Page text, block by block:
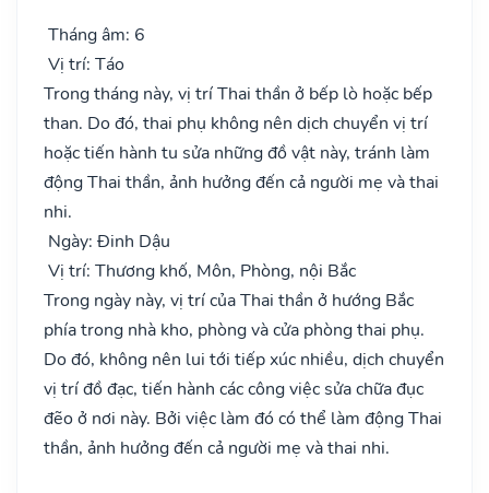
Tháng âm: 6
Vị trí: Táo
Trong tháng này, vị trí Thai thần ở bếp lò hoặc bếp
than. Do đó, thai phụ không nên dịch chuyển vị trí
hoặc tiến hành tu sửa những đồ vật này, tránh làm
động Thai thần, ảnh hưởng đến cả người mẹ và thai
nhi.
Ngày: Đinh Dậu
Vị trí: Thương khố, Môn, Phòng, nội Bắc
Trong ngày này, vị trí của Thai thần ở hướng Bắc
phía trong nhà kho, phòng và cửa phòng thai phụ.
Do đó, không nên lui tới tiếp xúc nhiều, dịch chuyển
vị trí đồ đạc, tiến hành các công việc sửa chữa đục
đẽo ở nơi này. Bởi việc làm đó có thể làm động Thai
thần, ảnh hưởng đến cả người mẹ và thai nhi.